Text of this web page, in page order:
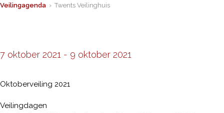
Veilingagenda › Twents Veilinghuis
7 oktober 2021 - 9 oktober 2021
Oktoberveiling 2021
Veilingdagen